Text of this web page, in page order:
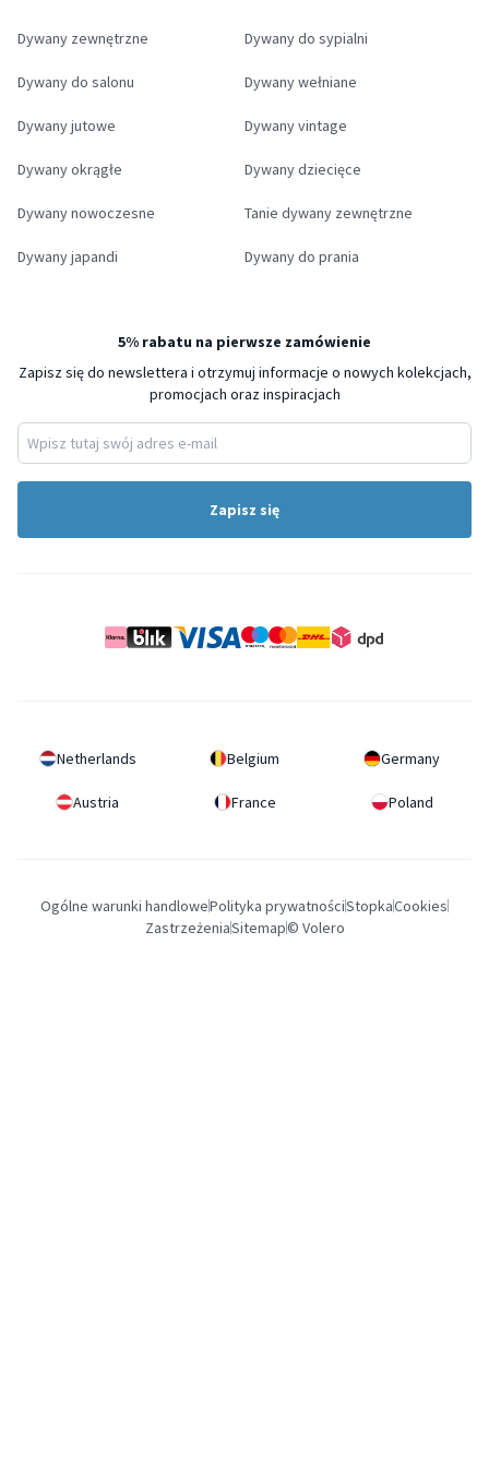
Dywany zewnętrzne Dywany do sypialni
Dywany do salonu Dywany wełniane
Dywany jutowe Dywany vintage
Dywany okrągłe Dywany dziecięce
Dywany nowoczesne Tanie dywany zewnętrzne
Dywany japandi Dywany do prania
5% rabatu na pierwsze zamówienie
Zapisz się do newslettera i otrzymuj informacje o nowych kolekcjach,
promocjach oraz inspiracjach
Zapisz się
Netherlands Belgium Germany
Austria France Poland
Ogólne warunki handlowePolityka prywatnościStopkaCookies
ZastrzeżeniaSitemap© Volero